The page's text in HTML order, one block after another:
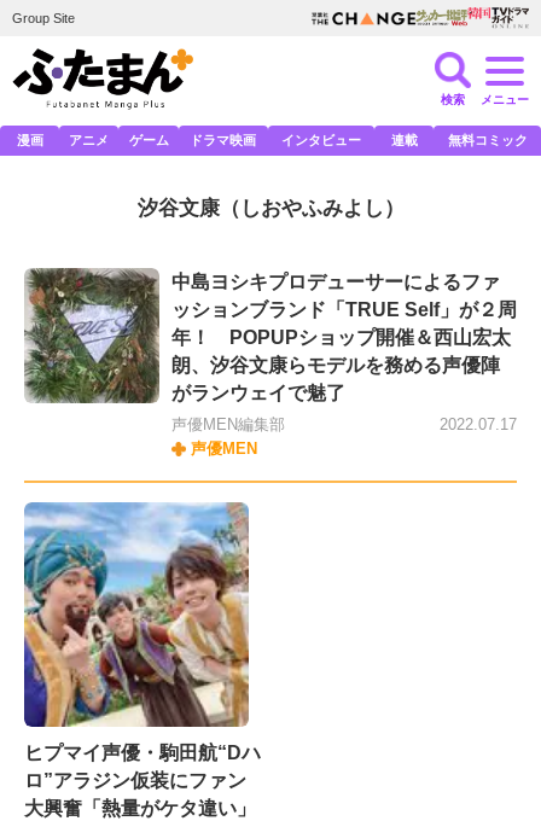
Group Site
検索 メニュー
漫画 アニメ ゲーム ドラマ映画 インタビュー 連載 無料コミック
汐谷文康（しおやふみよし）
中島ヨシキプロデューサーによるファ
ッションブランド「TRUE Self」が２周
年！ POPUPショップ開催＆西山宏太
朗、汐谷文康らモデルを務める声優陣
がランウェイで魅了
声優MEN編集部
声優MEN
2022.07.17
ヒプマイ声優・駒田航“Dハ
ロ”アラジン仮装にファン
大興奮「熱量がケタ違い」